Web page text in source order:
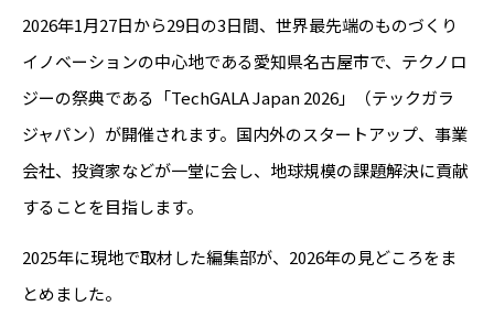
2026年1月27日から29日の3日間、世界最先端のものづくり
イノベーションの中心地である愛知県名古屋市で、テクノロ
ジーの祭典である「TechGALA Japan 2026」（テックガラ
ジャパン）が開催されます。国内外のスタートアップ、事業
会社、投資家などが一堂に会し、地球規模の課題解決に貢献
することを目指します。
2025年に現地で取材した編集部が、2026年の見どころをま
とめました。